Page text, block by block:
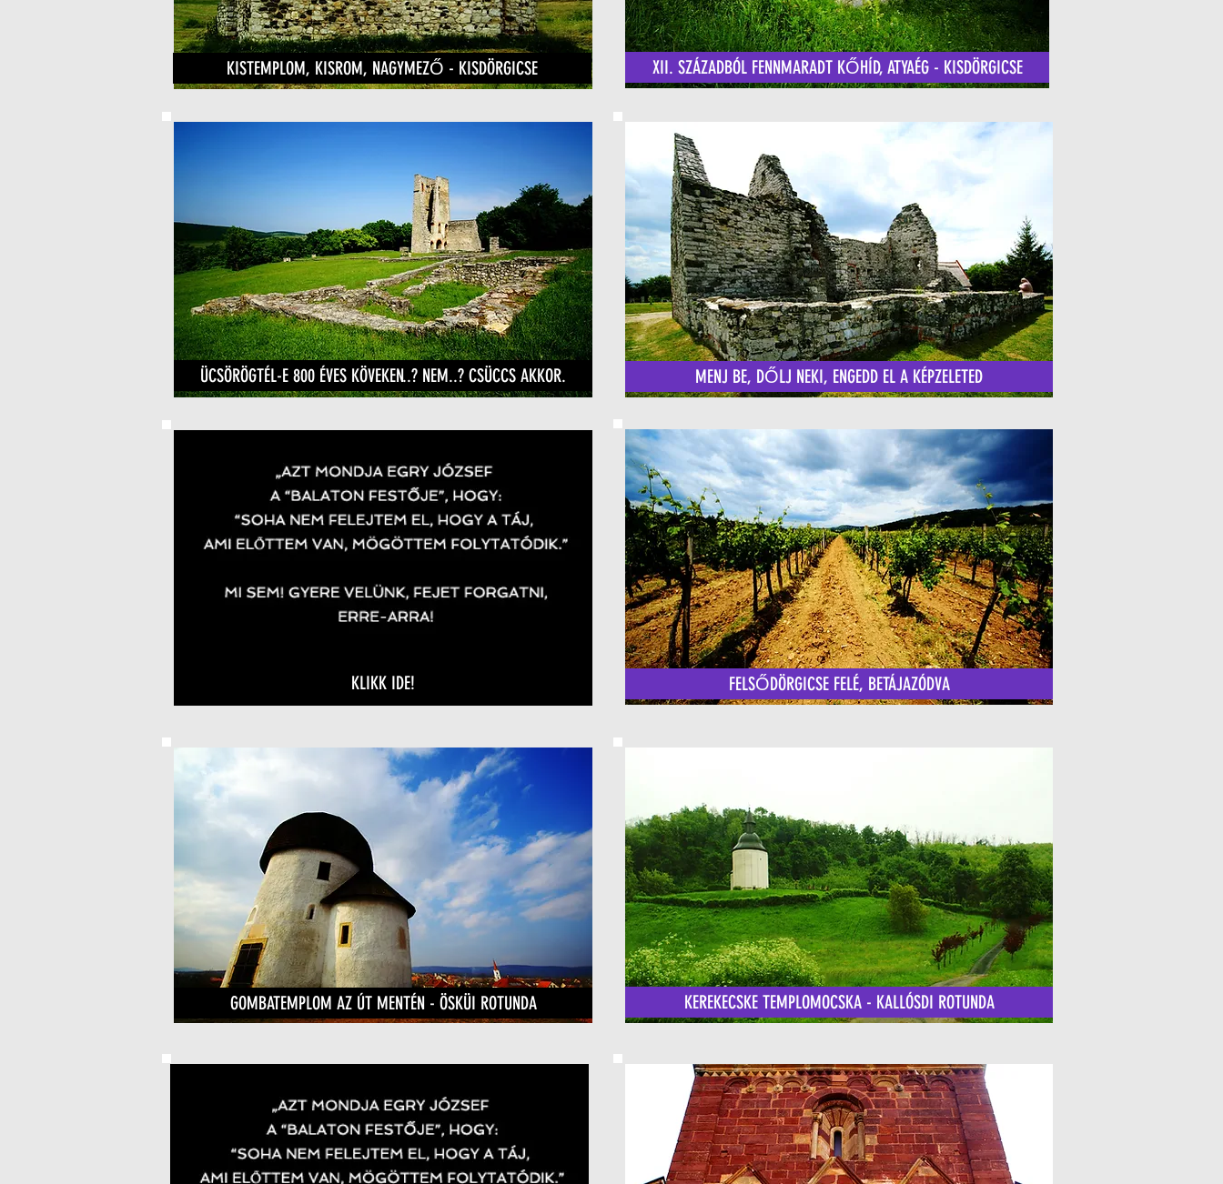
KISTEMPLOM, KISROM, NAGYMEZŐ - KISDÖRGICSE XII. SZÁZADBÓL FENNMARADT KŐHÍD, ATYAÉG - KISDÖRGICSE
ÜCSÖRÖGTÉL-E 800 ÉVES KÖVEKEN..? NEM..? CSÜCCS AKKOR. MENJ BE, DŐLJ NEKI, ENGEDD EL A KÉPZELETED
KLIKK IDE! FELSŐDÖRGICSE FELÉ, BETÁJAZÓDVA
GOMBATEMPLOM AZ ÚT MENTÉN - ÖSKÜI ROTUNDA KEREKECSKE TEMPLOMOCSKA - KALLÓSDI ROTUNDA